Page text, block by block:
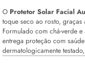
O Protetor Solar Facial
toque seco ao rosto, graças
Formulado com chá-verde
entrega proteção com
dermatologicamente